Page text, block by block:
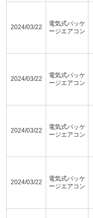
2024/03/22
電気式パッケ
ージエアコン
2024/03/22
電気式パッケ
ージエアコン
2024/03/22
電気式パッケ
ージエアコン
2024/03/22
電気式パッケ
ージエアコン